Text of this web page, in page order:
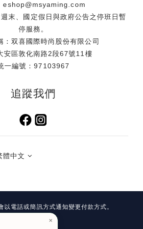
eshop@msyaming.com
末、國定假日與政府公告之停班日暫
停服務。
：双喜國際時尚股份有限公司
安區敦化南路2段67號11樓
一編號：97103967
追蹤我們
體中文
以電話或簡訊方式通知變更付款方式。
Copyright©